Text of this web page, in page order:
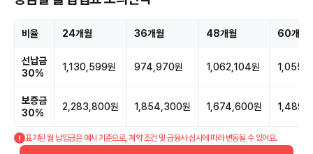
비율 24개월 36개월 48개월 60개월
선납금
30%
1,130,599원 974,970원 1,062,104원
보증금
30%
2,283,800원 1,854,300원 1,674,600원
표기된 월 납입금은 예시 기준으로, 계약 조건 및 금융사 심사에 따라 변동될 수 있어요.